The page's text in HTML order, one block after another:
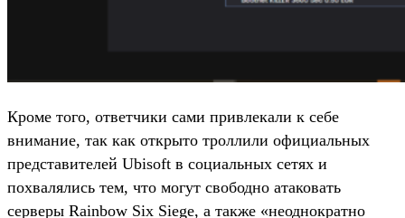
Кроме того, ответчики сами привлекали к себе
внимание, так как открыто троллили официальных
представителей Ubisoft в социальных сетях и
похвалялись тем, что могут свободно атаковать
серверы Rainbow Six Siege, а также «неоднократно